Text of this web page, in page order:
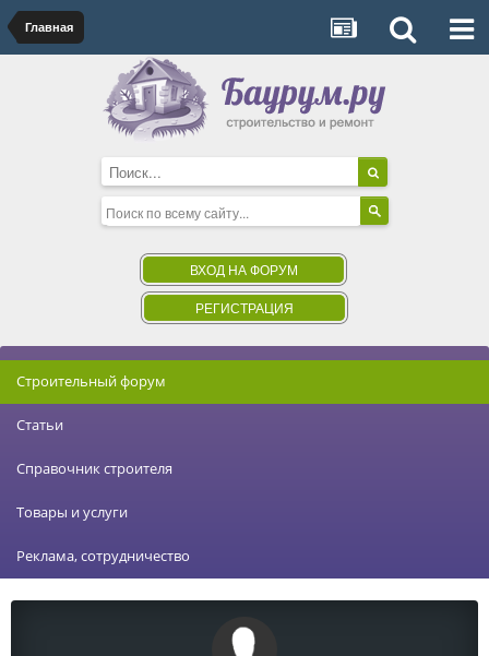
Главная
ВХОД НА ФОРУМ
РЕГИСТРАЦИЯ
Строительный форум
Статьи
Справочник строителя
Товары и услуги
Реклама, сотрудничество